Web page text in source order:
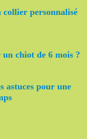
personnalisé
chiot de 6 mois ?
astuces pour une